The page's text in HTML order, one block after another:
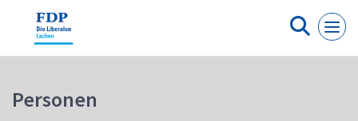
Personen
Cookie-Einstellungen